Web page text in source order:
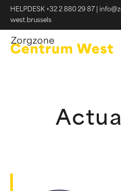
HELPDESK +32 2 880 29 87
west.brussels